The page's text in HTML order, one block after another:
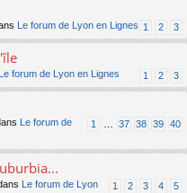
1 2 3
Le forum de Lyon en Lignes
1 2 3
Le forum de Lyon en Lignes
1 37 38 39 40
Le forum de
1 2 3 4 5
Le forum de Lyon